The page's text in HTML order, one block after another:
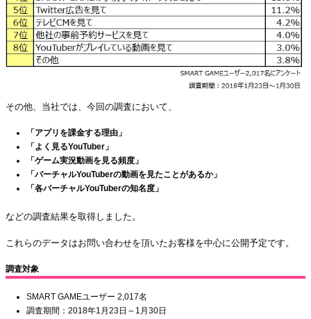
その他、当社では、今回の調査において、
「アプリを課金する理由」
「よく見るYouTuber」
「ゲーム実況動画を見る頻度」
「バーチャルYouTuberの動画を見たことがあるか」
「各バーチャルYouTuberの知名度」
などの調査結果を取得しました。
これらのデータはお問い合わせを頂いたお客様を中心に公開予定です。
調査対象
SMART GAMEユーザー 2,017名
調査期間：2018年1月23日～1月30日